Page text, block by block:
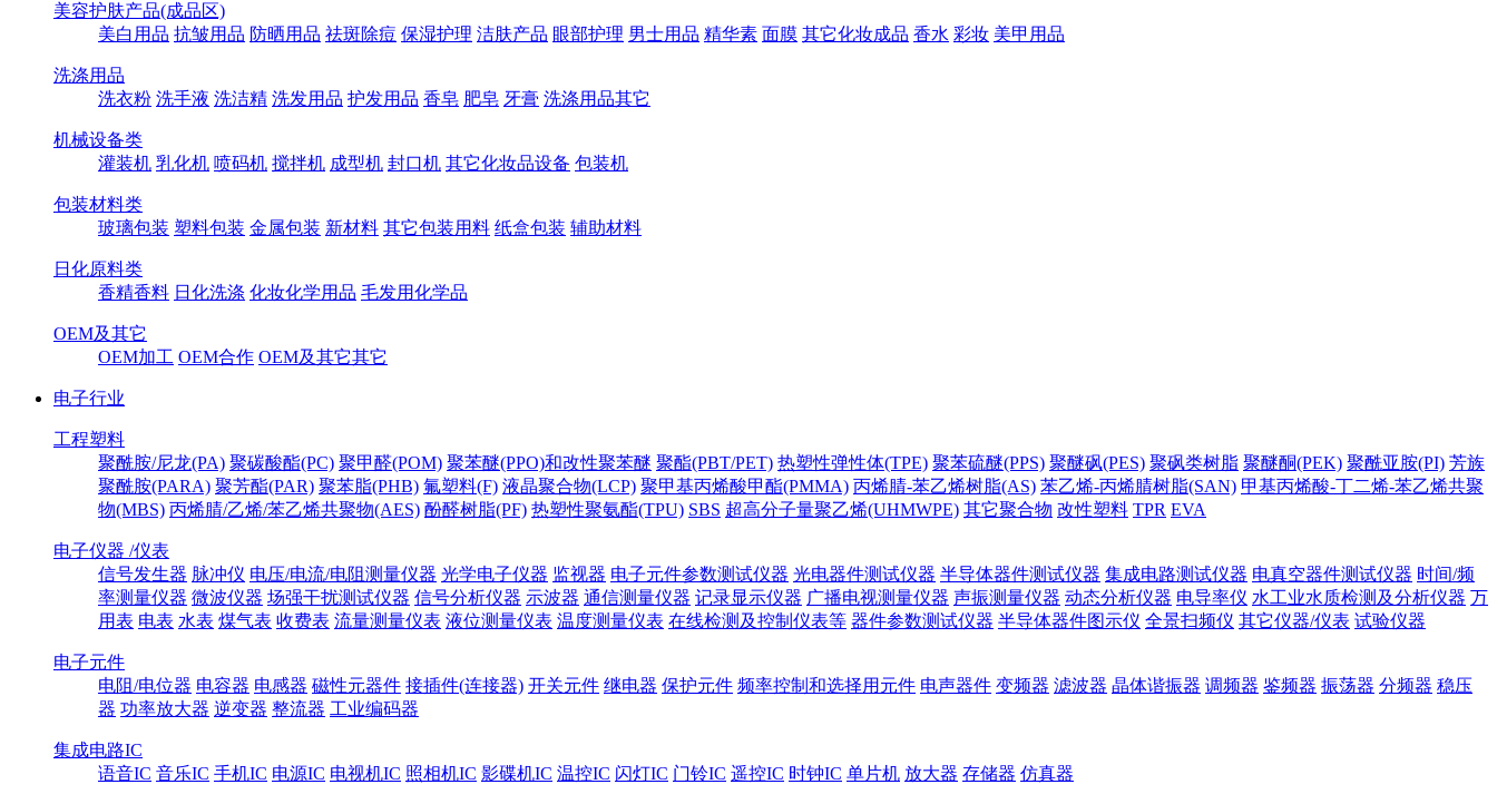
美容护肤产品(成品区)
美白用品 抗皱用品 防晒用品 祛斑除痘 保湿护理 洁肤产品 眼部护理 男士用品 精华素 面膜 其它化妆成品 香水 彩妆 美甲用品
洗涤用品
洗衣粉 洗手液 洗洁精 洗发用品 护发用品 香皂 肥皂 牙膏 洗涤用品其它
机械设备类
灌装机 乳化机 喷码机 搅拌机 成型机 封口机 其它化妆品设备 包装机
包装材料类
玻璃包装 塑料包装 金属包装 新材料 其它包装用料 纸盒包装 辅助材料
日化原料类
香精香料 日化洗涤 化妆化学用品 毛发用化学品
OEM及其它
OEM加工 OEM合作 OEM及其它其它
电子行业
工程塑料
聚酰胺/尼龙(PA) 聚碳酸酯(PC) 聚甲醛(POM) 聚苯醚(PPO)和改性聚苯醚 聚酯(PBT/PET) 热塑性弹性体(TPE) 聚苯硫醚(PPS) 聚醚砜(PES) 聚砜类树脂 聚醚酮(PEK) 聚酰亚胺(PI) 芳族
聚酰胺(PARA) 聚芳酯(PAR) 聚苯脂(PHB) 氟塑料(F) 液晶聚合物(LCP) 聚甲基丙烯酸甲酯(PMMA) 丙烯腈-苯乙烯树脂(AS) 苯乙烯-丙烯腈树脂(SAN) 甲基丙烯酸-丁二烯-苯乙烯共聚
物(MBS) 丙烯腈/乙烯/苯乙烯共聚物(AES) 酚醛树脂(PF) 热塑性聚氨酯(TPU) SBS 超高分子量聚乙烯(UHMWPE) 其它聚合物 改性塑料 TPR EVA
电子仪器 /仪表
信号发生器 脉冲仪 电压/电流/电阻测量仪器 光学电子仪器 监视器 电子元件参数测试仪器 光电器件测试仪器 半导体器件测试仪器 集成电路测试仪器 电真空器件测试仪器 时间/频
率测量仪器 微波仪器 场强干扰测试仪器 信号分析仪器 示波器 通信测量仪器 记录显示仪器 广播电视测量仪器 声振测量仪器 动态分析仪器 电导率仪 水工业水质检测及分析仪器 万
用表 电表 水表 煤气表 收费表 流量测量仪表 液位测量仪表 温度测量仪表 在线检测及控制仪表等 器件参数测试仪器 半导体器件图示仪 全景扫频仪 其它仪器/仪表 试验仪器
电子元件
电阻/电位器 电容器 电感器 磁性元器件 接插件(连接器) 开关元件 继电器 保护元件 频率控制和选择用元件 电声器件 变频器 滤波器 晶体谐振器 调频器 鉴频器 振荡器 分频器 稳压
器 功率放大器 逆变器 整流器 工业编码器
集成电路IC
语音IC 音乐IC 手机IC 电源IC 电视机IC 照相机IC 影碟机IC 温控IC 闪灯IC 门铃IC 遥控IC 时钟IC 单片机 放大器 存储器 仿真器